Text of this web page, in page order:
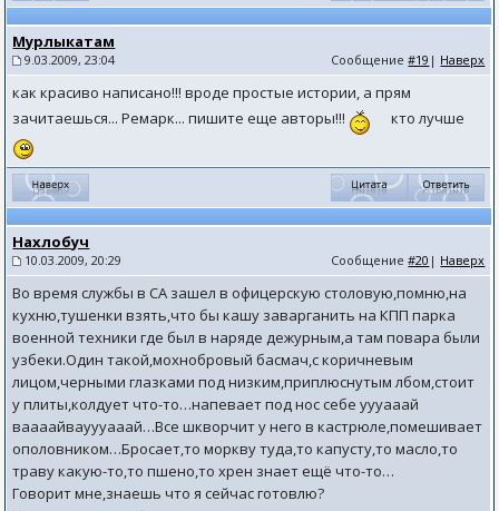
Мурлыкатам
9.03.2009, 23:04 Сообщение#19 | Наверх
как красиво написано!!! вроде простые истории, а прям
зачитаешься... Ремарк... пишите еще авторы!!!
кто лучше
Нахлобуч
10.03.2009, 20:29 Сообщение#20 | Наверх
Во время службы в СА зашел в офицерскую столовую,помню,на
кухню,тушенки взять,что бы кашу заварганить на КПП парка
военной техники где был в наряде дежурным,а там повара были
узбеки.Один такой,мохнобровый басмач,с коричневым
лицом,черными глазками под низким,приплюснутым лбом,стоит
у плиты,колдует что-то…напевает под нос себе уууааай
ваааайвауууааай…Все шкворчит у него в кастрюле,помешивает
ополовником…Бросает,то моркву туда,то капусту,то масло,то
траву какую-то,то пшено,то хрен знает ещё что-то…
Говорит мне,знаешь что я сейчас готовлю?